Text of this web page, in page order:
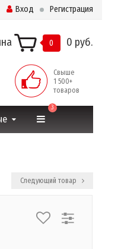
Вход Регистрация
0 0 руб.
Свыше
1 500+
товаров
3
Следующий товар